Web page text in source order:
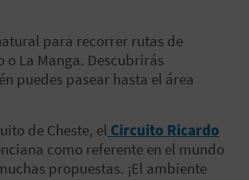
para recorrer rutas de
La Manga. Descubrirás
puedes pasear hasta el área
de Cheste, el Circuito Ricardo
como referente en el mundo
propuestas. ¡El ambiente